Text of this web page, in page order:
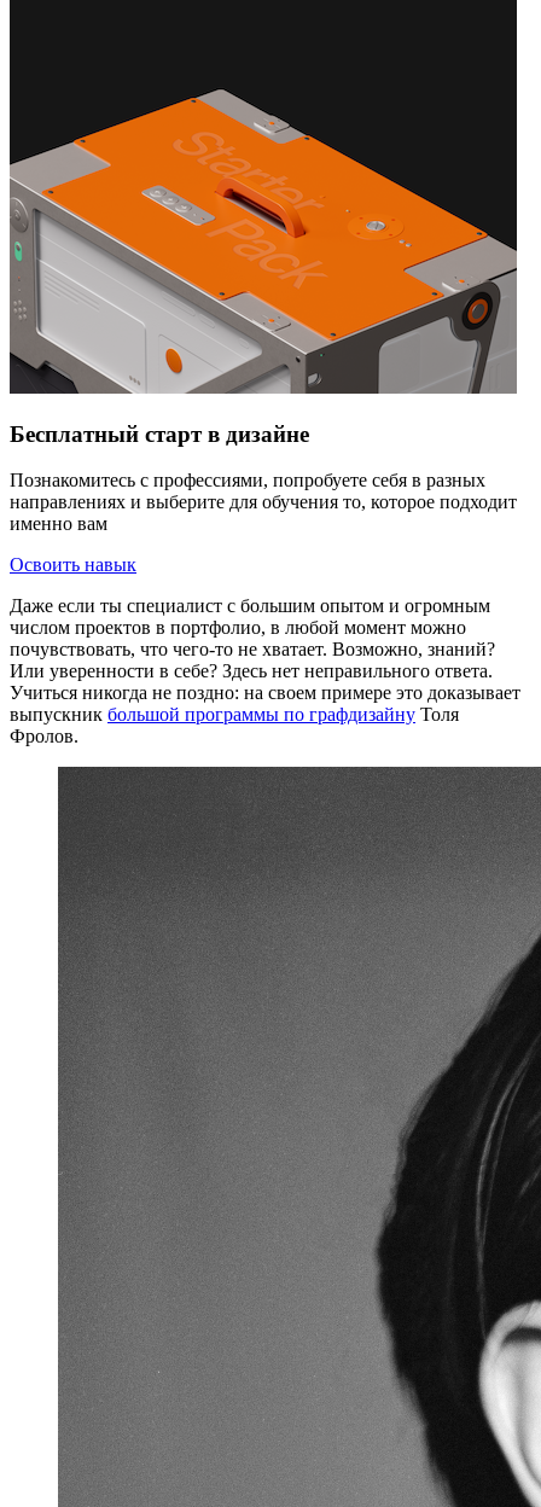
Бесплатный старт в дизайне
Познакомитесь с профессиями, попробуете себя в разных
направлениях и выберите для обучения то, которое подходит
именно вам
Освоить навык
Даже если ты специалист с большим опытом и огромным
числом проектов в портфолио, в любой момент можно
почувствовать, что чего-то не хватает. Возможно, знаний?
Или уверенности в себе? Здесь нет неправильного ответа.
Учиться никогда не поздно: на своем примере это доказывает
выпускник большой программы по графдизайну Толя
Фролов.